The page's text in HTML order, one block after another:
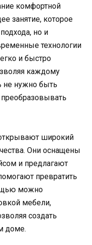
комфортной
занятие, которое
но и
технологии
и быстро
каждому
не нужно быть
широкий
Они оснащены
и предлагают
превратить
можно
мебели,
создать
доме.